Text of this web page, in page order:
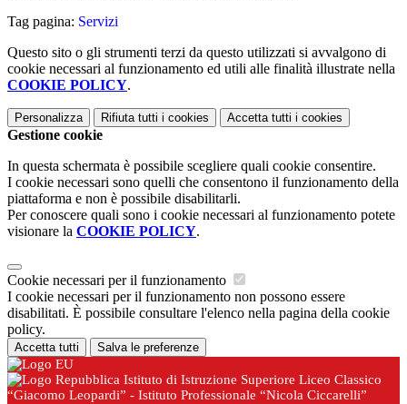
Tag pagina: Servizi
Questo sito o gli strumenti terzi da questo utilizzati si avvalgono di
cookie necessari al funzionamento ed utili alle finalità illustrate nella
COOKIE POLICY.
Personalizza Rifiuta tutti i cookies Accetta tutti i cookies
Gestione cookie
In questa schermata è possibile scegliere quali cookie consentire.
I cookie necessari sono quelli che consentono il funzionamento della
piattaforma e non è possibile disabilitarli.
Per conoscere quali sono i cookie necessari al funzionamento potete
visionare la COOKIE POLICY.
Cookie necessari per il funzionamento
I cookie necessari per il funzionamento non possono essere
disabilitati. È possibile consultare l'elenco nella pagina della cookie
policy.
Accetta tutti Salva le preferenze
Istituto di Istruzione Superiore Liceo Classico
“Giacomo Leopardi” - Istituto Professionale “Nicola Ciccarelli”